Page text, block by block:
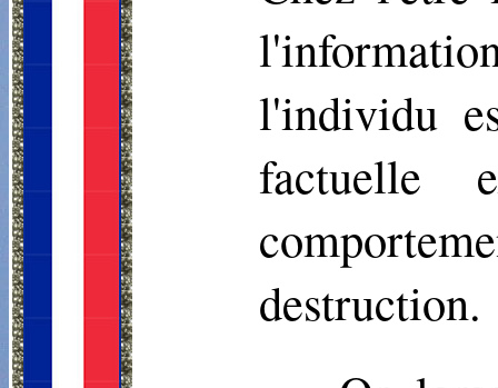
l'individu
factuelle
destruction.